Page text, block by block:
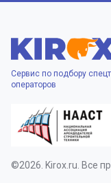
Сервис по подбору
операторов
©2026. Kirox.ru. Все